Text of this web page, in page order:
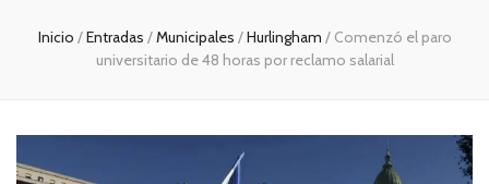
(rosca)
política
Inicio /Entradas /Municipales /Hurlingham / Comenzó el paro
universitario de 48 horas por reclamo salarial